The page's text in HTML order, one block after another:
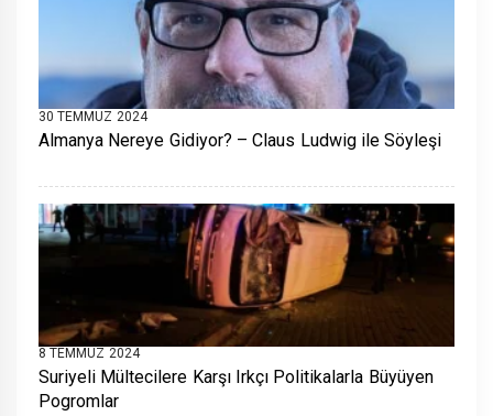
30 TEMMUZ 2024
Almanya Nereye Gidiyor? – Claus Ludwig ile Söyleşi
8 TEMMUZ 2024
Suriyeli Mültecilere Karşı Irkçı Politikalarla Büyüyen
Pogromlar